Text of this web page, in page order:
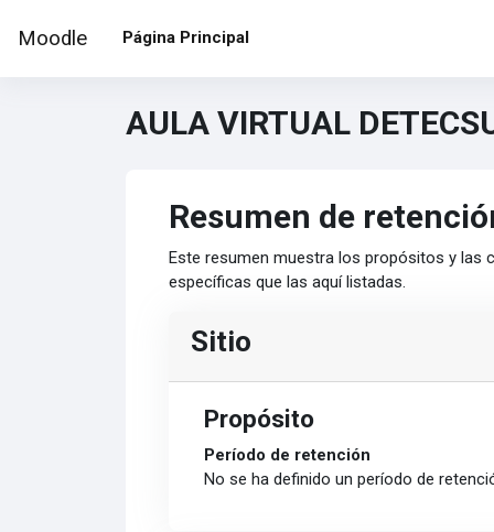
Moodle Página Principal
AULA VIRTUAL
Resumen de
Este resumen muestra los propósitos y las
específicas que las aquí listadas.
Sitio
Propósito
Período de retención
No se ha definido un período de